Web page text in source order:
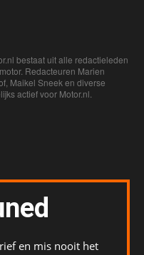
bestaat uit alle redactieleden
Redacteuren Marien
Maikel Sneek en diverse
actief voor Motor.nl.
en mis nooit het